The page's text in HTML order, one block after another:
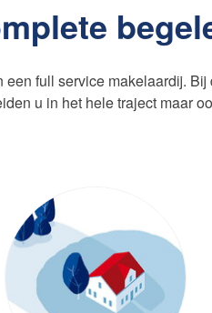
Gratis
Onze
Uw
Bieden
een full service makelaardij.
u in het hele traject maar